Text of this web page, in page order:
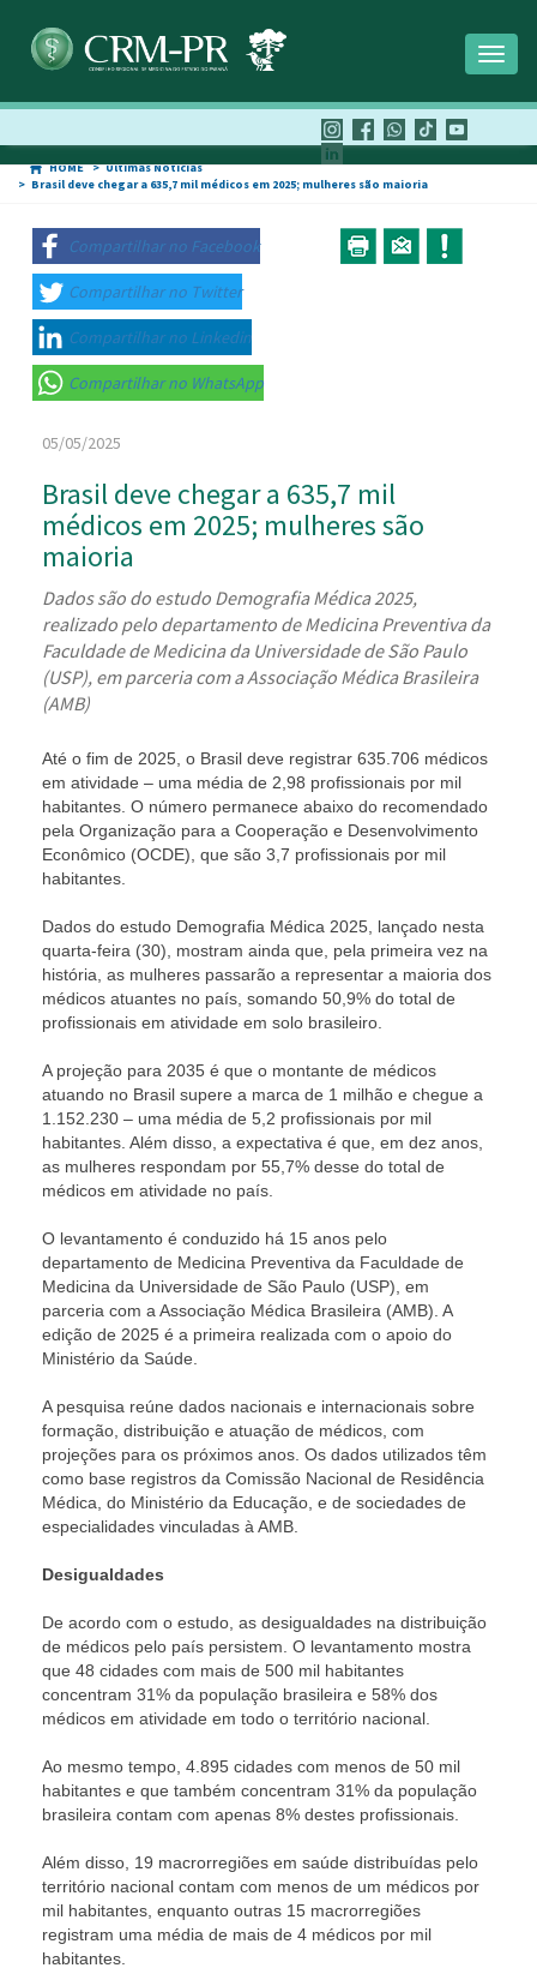
HOME
Últimas Notícias
Brasil deve chegar a 635,7 mil médicos em 2025; mulheres são maioria
Compartilhar no Facebook
Compartilhar no Twitter
Compartilhar no Linkedin
Compartilhar no WhatsApp
05/05/2025
Brasil deve chegar a 635,7 mil
médicos em 2025; mulheres são
maioria
Dados são do estudo Demografia Médica 2025,
realizado pelo departamento de Medicina Preventiva da
Faculdade de Medicina da Universidade de São Paulo
(USP), em parceria com a Associação Médica Brasileira
(AMB)
Até o fim de 2025, o Brasil deve registrar 635.706 médicos
em atividade – uma média de 2,98 profissionais por mil
habitantes. O número permanece abaixo do recomendado
pela Organização para a Cooperação e Desenvolvimento
Econômico (OCDE), que são 3,7 profissionais por mil
habitantes.
Dados do estudo Demografia Médica 2025, lançado nesta
quarta-feira (30), mostram ainda que, pela primeira vez na
história, as mulheres passarão a representar a maioria dos
médicos atuantes no país, somando 50,9% do total de
profissionais em atividade em solo brasileiro.
A projeção para 2035 é que o montante de médicos
atuando no Brasil supere a marca de 1 milhão e chegue a
1.152.230 – uma média de 5,2 profissionais por mil
habitantes. Além disso, a expectativa é que, em dez anos,
as mulheres respondam por 55,7% desse do total de
médicos em atividade no país.
O levantamento é conduzido há 15 anos pelo
departamento de Medicina Preventiva da Faculdade de
Medicina da Universidade de São Paulo (USP), em
parceria com a Associação Médica Brasileira (AMB). A
edição de 2025 é a primeira realizada com o apoio do
Ministério da Saúde.
A pesquisa reúne dados nacionais e internacionais sobre
formação, distribuição e atuação de médicos, com
projeções para os próximos anos. Os dados utilizados têm
como base registros da Comissão Nacional de Residência
Médica, do Ministério da Educação, e de sociedades de
especialidades vinculadas à AMB.
Desigualdades
De acordo com o estudo, as desigualdades na distribuição
de médicos pelo país persistem. O levantamento mostra
que 48 cidades com mais de 500 mil habitantes
concentram 31% da população brasileira e 58% dos
médicos em atividade em todo o território nacional.
Ao mesmo tempo, 4.895 cidades com menos de 50 mil
habitantes e que também concentram 31% da população
brasileira contam com apenas 8% destes profissionais.
Além disso, 19 macrorregiões em saúde distribuídas pelo
território nacional contam com menos de um médicos por
mil habitantes, enquanto outras 15 macrorregiões
registram uma média de mais de 4 médicos por mil
habitantes.